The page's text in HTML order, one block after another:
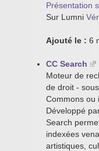
Présentation
Sur Lumni
Ajouté le : 6
CC Search
Moteur de
de droit -
Commons ou
Développé
Search
indexées
artistiques,